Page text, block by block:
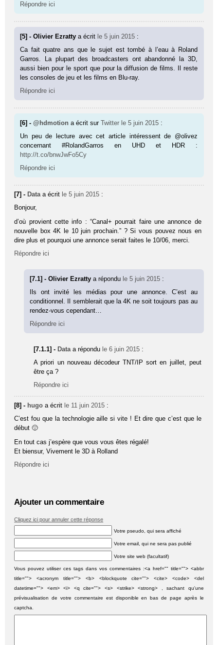
Répondre ici
[5] - Olivier Ezrattya écrit le 5 juin 2015 :
Ca fait quatre ans que le sujet est tombé à l’eau à Roland
Garros. La plupart des broadcasters ont abandonné la 3D,
aussi bien pour le sport que pour la diffusion de films. Il reste
les consoles de jeu et les films en Blu-ray.
Répondre ici
[6] -@hdmotion a écrit surTwitter le 5 juin 2015 :
Un peu de lecture avec cet article intéressent de @olivez
concernant #RolandGarros en UHD et HDR :
http://t.co/bnwJwFo5Cy
Répondre ici
[7] - Data a écrit le 5 juin 2015 :
Bonjour,
d’où provient cette info : “Canal+ pourrait faire une annonce de
nouvelle box 4K le 10 juin prochain.” ? Si vous pouvez nous en
dire plus et pourquoi une annonce serait faites le 10/06, merci.
Répondre ici
[7.1] - Olivier Ezrattya répondu le 5 juin 2015 :
Ils ont invité les médias pour une annonce. C’est au
conditionnel. Il semblerait que la 4K ne soit toujours pas au
rendez-vous cependant…
Répondre ici
[7.1.1] - Data a répondu le 6 juin 2015 :
A priori un nouveau décodeur TNT/IP sort en juillet, peut
être ça ?
Répondre ici
[8] - hugo a écrit le 11 juin 2015 :
C’est fou que la technologie aille si vite ! Et dire que c’est que le
début 🙂
En tout cas j’espère que vous vous êtes régalé!
Et biensur, Vivement le 3D à Rolland
Répondre ici
Ajouter un commentaire
Cliquez ici pour annuler cette réponse
Votre pseudo, qui sera affiché
Votre email, qui ne sera pas publié
Votre site web (facultatif)
Vous pouvez utiliser ces tags dans vos commentaires :<a href="" title=""> <abbr
title=""> <acronym title=""> <b> <blockquote cite=""> <cite> <code> <del
datetime=""> <em> <i> <q cite=""> <s> <strike> <strong> , sachant qu'une
prévisualisation de votre commentaire est disponible en bas de page après le
captcha.